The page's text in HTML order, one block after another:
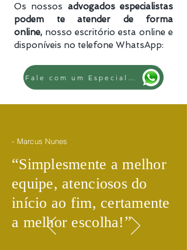
Os nossos advogados especialistas
podem te atender de forma
online, nosso escritório esta online e
disponíveis no telefone WhatsApp:
- Marcus Nunes
​“Simplesmente a melhor
equipe, atenciosos do
início ao fim, certamente
a melhor escolha!​”